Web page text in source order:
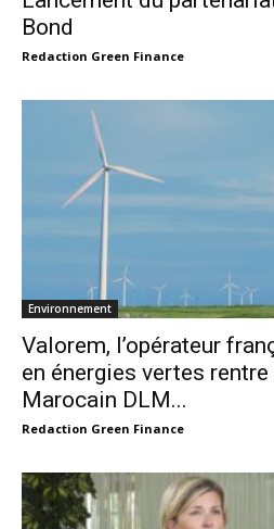
Bond
Redaction Green Finance
Environnement
Valorem, l’opérateur
en énergies vertes
Marocain DLM...
Redaction Green Finance